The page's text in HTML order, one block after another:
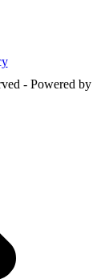
- Powered by